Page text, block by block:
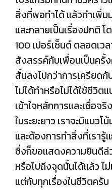
สิ่งที่พอทำได้ แล้วทำเพิ่
และกลายเป็นเรื่องปกติ โ
100 เปอร์เซ็นต์ ตลอดเว
สังสรรค์กับเพื่อนเป็นครั้
สั้นลงไปกว่าการเครียด
ไม่ได้ทำหรือไม่ได้ใช้ชีวิต
เข้าใจหลักการและเชื่อจ
ในระยะยาว เราจะมีแนว
และต้องการทำสิ่งที่เรารู้
ซึ่งก็ขอแสดงความยินดีล่
หรือไปถึงจุดนั้นได้แล้ว ไ
แต่กับทุกเรื่องในชีวิตครับ